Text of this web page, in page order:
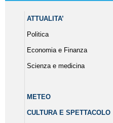
ATTUALITA’
Politica
Economia e Finanza
Scienza e medicina
METEO
CULTURA E SPETTACOLO